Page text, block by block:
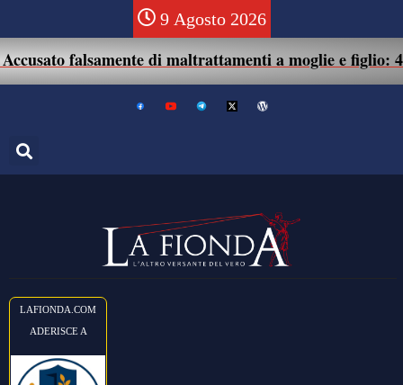
9 Agosto 2026
falsamente di maltrattamenti a moglie e figlio:
LAFIONDA.COM
ADERISCE A